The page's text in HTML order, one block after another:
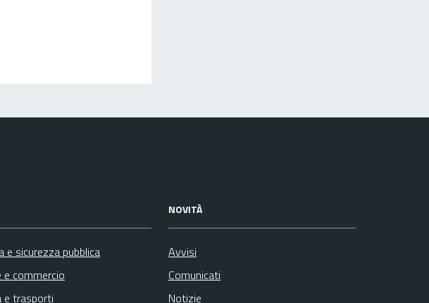
e sicurezza pubblica
e commercio
e trasporti
NOVITÀ
Avvisi
Comunicati
Notizie